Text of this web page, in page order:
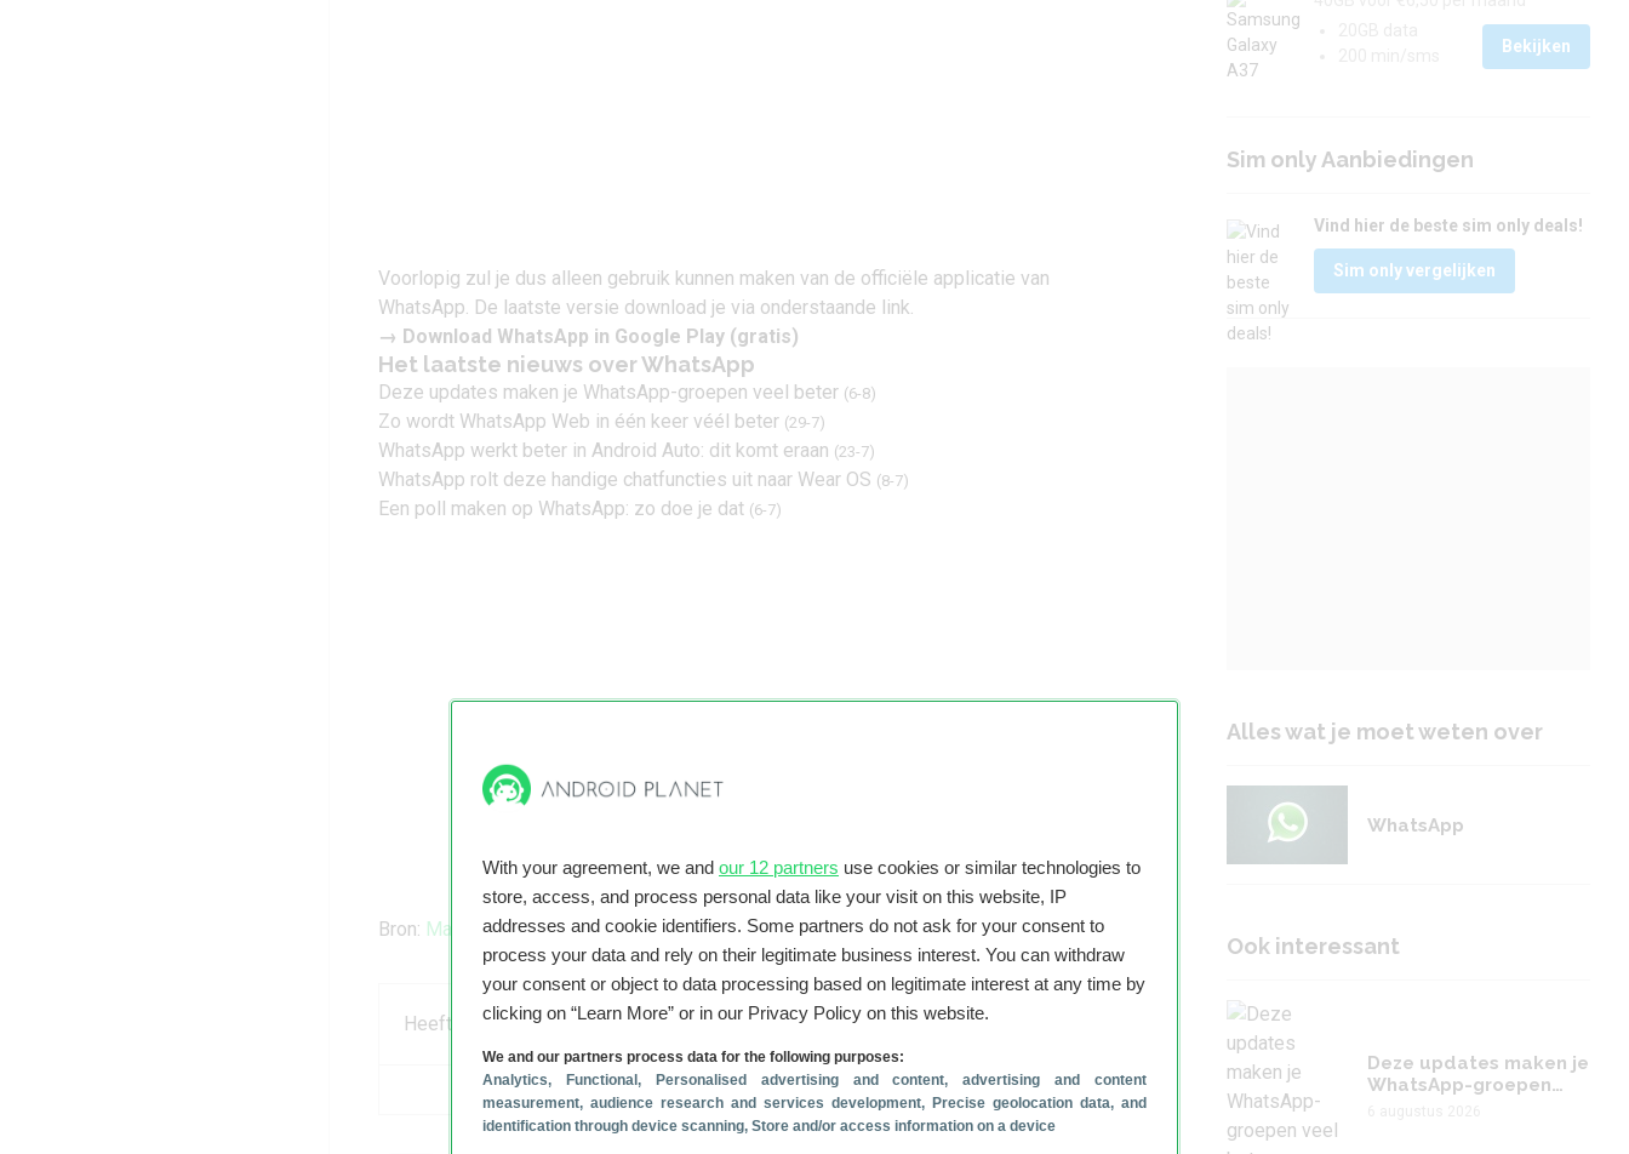
With your agreement, we and our 12 partners use cookies or similar technologies to
store, access, and process personal data like your visit on this website, IP
addresses and cookie identifiers. Some partners do not ask for your consent to
process your data and rely on their legitimate business interest. You can withdraw
your consent or object to data processing based on legitimate interest at any time by
clicking on “Learn More” or in our Privacy Policy on this website.
We and our partners process data for the following purposes:
Analytics, Functional, Personalised advertising and content, advertising and content
measurement, audience research and services development, Precise geolocation data, and
identification through device scanning, Store and/or access information on a device
Voorlopig zul je dus alleen gebruik kunnen maken van de officiële applicatie van
WhatsApp. De laatste versie download je via onderstaande link.
→ Download WhatsApp in Google Play (gratis)
Het laatste nieuws over WhatsApp
Deze updates maken je WhatsApp-groepen veel beter (6-8)
Zo wordt WhatsApp Web in één keer véél beter (29-7)
WhatsApp werkt beter in Android Auto: dit komt eraan (23-7)
WhatsApp rolt deze handige chatfuncties uit naar Wear OS (8-7)
Een poll maken op WhatsApp: zo doe je dat (6-7)
Bron: Mashable
Heeft dit artikel je geholpen?
Bekijken
Sim only Aanbiedingen
Vind hier de beste sim only deals!
Sim only vergelijken
Alles wat je moet weten over
WhatsApp
Ook interessant
Deze updates maken je
WhatsApp-groepen